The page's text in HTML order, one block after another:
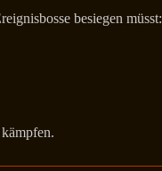
besiegen müsst: